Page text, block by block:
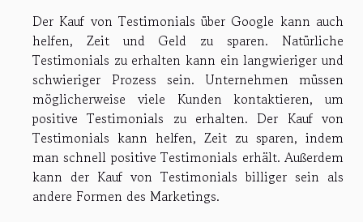
Der Kauf von Testimonials über Google kann auch
helfen, Zeit und Geld zu sparen. Natürliche
Testimonials zu erhalten kann ein langwieriger und
schwieriger Prozess sein. Unternehmen müssen
möglicherweise viele Kunden kontaktieren, um
positive Testimonials zu erhalten. Der Kauf von
Testimonials kann helfen, Zeit zu sparen, indem
man schnell positive Testimonials erhält. Außerdem
kann der Kauf von Testimonials billiger sein als
andere Formen des Marketings.